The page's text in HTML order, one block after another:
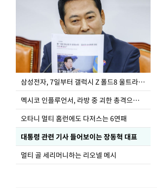
삼성전자, 7일부터 갤럭시 Z 폴드8 울트라·폴드8·플립8 출시
멕시코 인플루언서, 라방 중 괴한 총격으로 사망
오타니 멀티 홈런에도 다저스는 6연패
대통령 관련 기사 들어보이는 장동혁 대표
멀티 골 세리머니하는 리오넬 메시